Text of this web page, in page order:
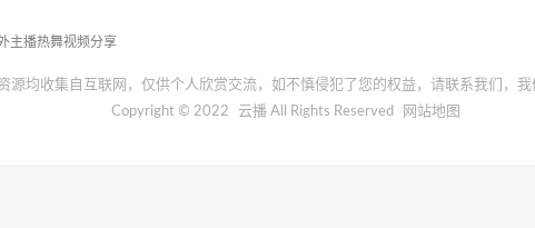
主播热舞视频分享
源均收集自互联网，仅供个人欣赏交流，如不慎侵犯了您的权益，请联系我们，我
Copyright © 2022
云播 All Rights Reserved 网站地图